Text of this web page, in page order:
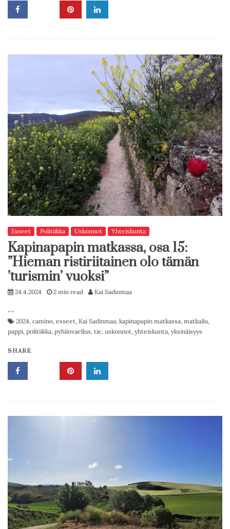
Esseet Politiikka Uskonnot Yhteiskunta
Kapinapapin matkassa, osa 15:
”Hieman ristiriitainen olo tämän
’turismin’ vuoksi”
24.4.2024 2 min read Kai Sadinmaa
…
2024, camino, esseet, Kai Sadinmaa, kapinapapin matkassa, matkailu,
pappi, politiikka, pyhiinvaellus, tie, uskonnot, yhteiskunta, yksinäisyys
SHARE